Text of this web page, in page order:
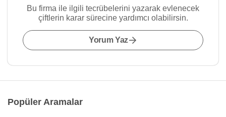
Bu firma ile ilgili tecrübelerini yazarak evlenecek
çiftlerin karar sürecine yardımcı olabilirsin.
Yorum Yaz
Popüler Aramalar